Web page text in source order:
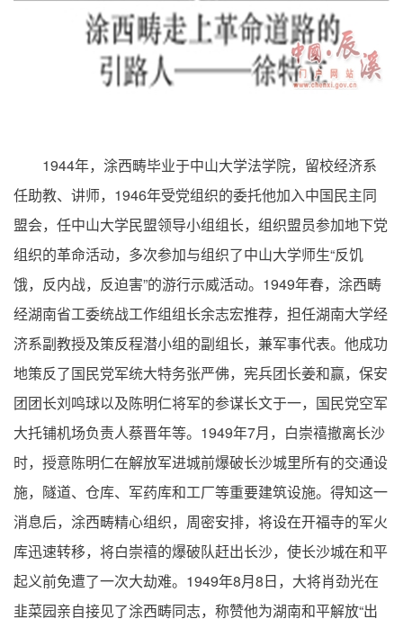
1944年，涂西畴毕业于中山大学法学院，留校经济系
任助教、讲师， 1946年受党组织的委托他加入中国民主同
盟会，任中山大学民盟领导小组组长，组织盟员参加地下党
组织的革命活动，多次参加与组织了中山大学师生“反饥
饿，反内战，反迫害”的游行示威活动。 1949年春，涂西畴
经湖南省工委统战工作组组长余志宏推荐，担任湖南大学经
济系副教授及策反程潜小组的副组长，兼军事代表。他成功
地策反了国民党军统大特务张严佛，宪兵团长姜和赢，保安
团团长刘鸣球以及陈明仁将军的参谋长文于一，国民党空军
大托铺机场负责人蔡晋年等。 1949年7月，白崇禧撤离长沙
时，授意陈明仁在解放军进城前爆破长沙城里所有的交通设
施，隧道、仓库、军药库和工厂等重要建筑设施。得知这一
消息后，涂西畴精心组织，周密安排，将设在开福寺的军火
库迅速转移，将白崇禧的爆破队赶出长沙，使长沙城在和平
起义前免遭了一次大劫难。 1949年8月 8 日，大将肖劲光在
韭菜园亲自接见了涂西畴同志，称赞他为湖南和平解放“出